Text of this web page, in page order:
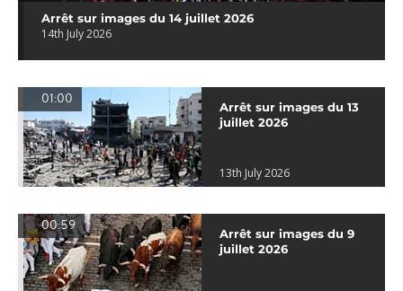
Arrêt sur images du 14 juillet 2026
14th July 2026
01:00
Arrêt sur images du 13
juillet 2026
13th July 2026
00:59
Arrêt sur images du 9
juillet 2026